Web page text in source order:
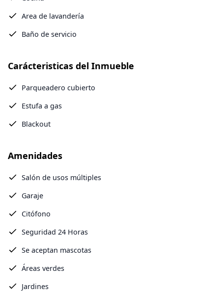
Area de lavandería
Baño de servicio
Carácteristicas del Inmueble
Parqueadero cubierto
Estufa a gas
Blackout
Amenidades
Salón de usos múltiples
Garaje
Citófono
Seguridad 24 Horas
Se aceptan mascotas
Áreas verdes
Jardines